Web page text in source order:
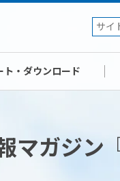
ト・ダウンロード
マガジン